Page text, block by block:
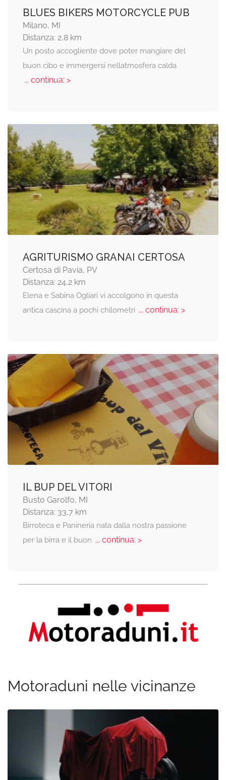
BLUES BIKERS MOTORCYCLE PUB
Milano, MI
Distanza: 2,8 km
Un posto accogliente dove poter mangiare del
buon cibo e immergersi nellatmosfera calda
... continua: >
AGRITURISMO GRANAI CERTOSA
Certosa di Pavia, PV
Distanza: 24,2 km
Elena e Sabina Ogliari vi accolgono in questa
antica cascina a pochi chilometri ... continua: >
IL BUP DEL VITORI
Busto Garolfo, MI
Distanza: 33,7 km
Birroteca e Panineria nata dalla nostra passione
per la birra e il buon ... continua: >
Motoraduni nelle vicinanze